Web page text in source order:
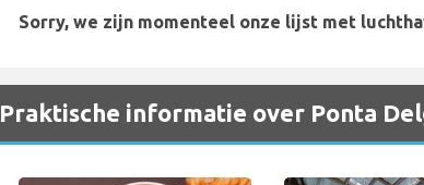
Sorry, we zijn momenteel onze lijst met
Praktische informatie over Ponta